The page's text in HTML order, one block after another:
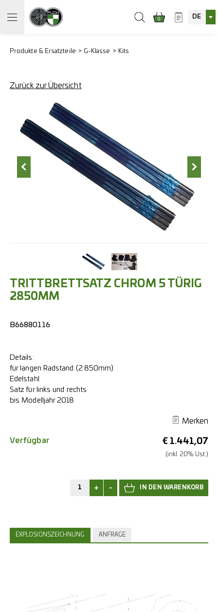
0 DE
Produkte & Ersatzteile G-Klasse Kits
Zurück zur Übersicht
TRITTBRETTSATZ CHROM 5 TÜRIG
2850MM
B66880116
Details:
für langen Radstand (2.850mm)
Edelstahl
Satz für links und rechts
bis Modelljahr 2018
Merken
€ 1.441,07
(inkl. 20% Ust.)
Verfügbar
+ -
EXPLOSIONSZEICHNUNG ANFRAGE